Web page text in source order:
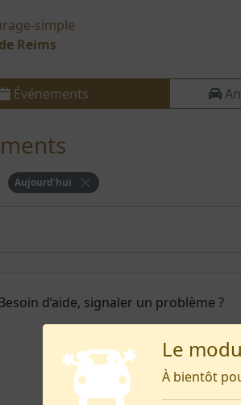
Le
À bientôt
simple
Reims
Événements
Aujourd’hui
d’aide, signaler un problème ?